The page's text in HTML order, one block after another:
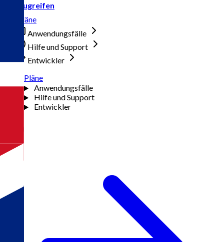
Zugreifen
Pläne
Anwendungsfälle
Hilfe und Support
Entwickler
Pläne
Anwendungsfälle
Hilfe und Support
Entwickler